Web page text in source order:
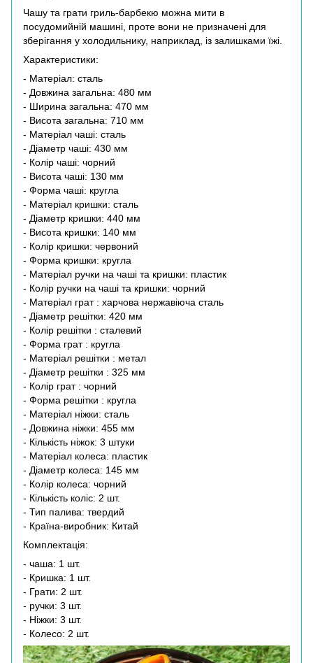
Чашу та грати гриль-барбекю можна мити в
посудомийній машині, проте вони не призначені для
зберігання у холодильнику, наприклад, із залишками їжі.
Характеристики:
- Матеріал: сталь
- Довжина загальна: 480 мм
- Ширина загальна: 470 мм
- Висота загальна: 710 мм
- Матеріал чаші: сталь
- Діаметр чаші: 430 мм
- Колір чаші: чорний
- Висота чаші: 130 мм
- Форма чаші: кругла
- Матеріал кришки: сталь
- Діаметр кришки: 440 мм
- Висота кришки: 140 мм
- Колір кришки: червоний
- Форма кришки: кругла
- Матеріал ручки на чаші та кришки: пластик
- Колір ручки на чаші та кришки: чорний
- Матеріал грат : харчова нержавіюча сталь
- Діаметр решітки: 420 мм
- Колір решітки : сталевий
- Форма грат : кругла
- Матеріал решітки : метал
- Діаметр решітки : 325 мм
- Колір грат : чорний
- Форма решітки : кругла
- Матеріал ніжки: сталь
- Довжина ніжки: 455 мм
- Кількість ніжок: 3 штуки
- Матеріал колеса: пластик
- Діаметр колеса: 145 мм
- Колір колеса: чорний
- Кількість коліс: 2 шт.
- Тип палива: твердий
- Країна-виробник: Китай
Комплектація:
- чаша: 1 шт.
- Кришка: 1 шт.
- Грати: 2 шт.
- ручки: 3 шт.
- Ніжки: 3 шт.
- Колесо: 2 шт.